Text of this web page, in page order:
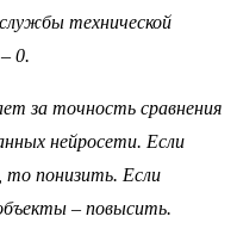
технической
0.
за точность сравнения
нейросети. Если
то понизить. Если
– повысить.